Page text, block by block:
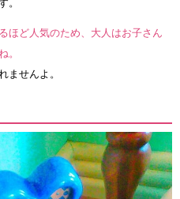
。
ほど人気のため、大人はお子さん
。
ませんよ。